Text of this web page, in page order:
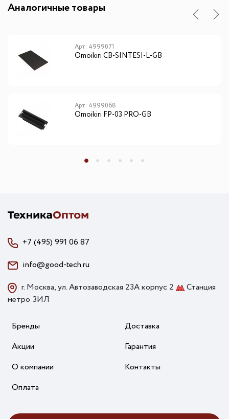
Аналогичные товары
Арт: 4999071
Omoikiri CB-SINTESI-L-GB
Арт: 4999068
Omoikiri FP-03 PRO-GB
+7 (495) 991 06 87
info@good-tech.ru
г. Москва, ул. Автозаводская 23А корпус 2
Станция
метро ЗИЛ
Бренды
Акции
О компании
Оплата
Доставка
Гарантия
Контакты